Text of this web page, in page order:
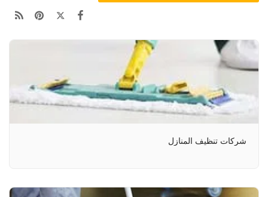
شركات تنظيف المنازل